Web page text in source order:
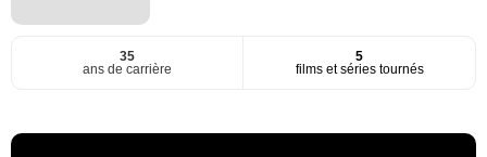
35
ans de carrière
5
films et séries tournés